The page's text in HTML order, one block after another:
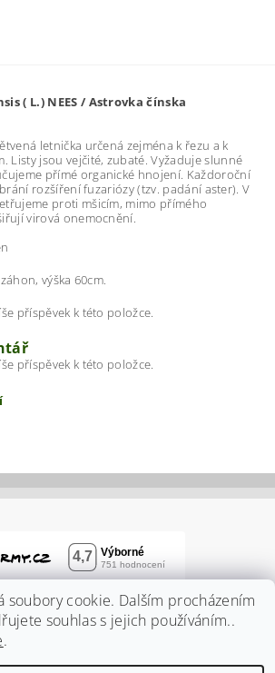
( L.) NEES / Astrovka čínska
letnička určená zejména k řezu a k
Listy jsou vejčité, zubaté. Vyžaduje slunné
přímé organické hnojení. Každoroční
rozšíření fuzariózy (tzv. padání aster). V
proti mšicím, mimo přímého
virová onemocnění.
výška 60cm.
příspěvek k této položce.
příspěvek k této položce.
soubory cookie. Dalším procházením
souhlas s jejich používáním..
.